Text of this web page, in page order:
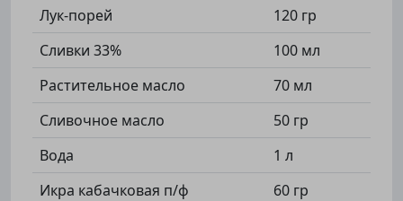
Лук-порей
120 гр
Сливки 33%
100 мл
Растительное масло
70 мл
Сливочное масло
50 гр
Вода
1 л
Икра кабачковая п/ф
60 гр